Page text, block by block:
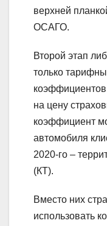
верхней
ОСАГО.
Второй этап
только
на цену
коэффициент
автомобиля
2020-го –
(КТ).
Вместо них
использовать